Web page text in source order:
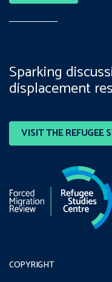
VISIT THE REFUGEE
Sparking
displacement
COPYRIGHT